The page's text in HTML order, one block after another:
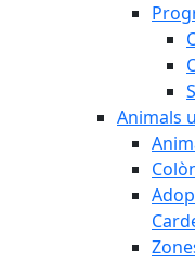
Animals